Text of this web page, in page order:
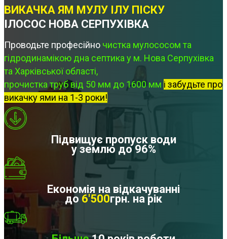
ВИКАЧКА ЯМ МУЛУ ІЛУ ПІСКУ
ІЛОСОС НОВА СЕРПУХІВКА
Проводьте професійно чистка мулососом та
гідродинамікою дна септика у м. Нова Серпухівка
та Харківської області,
прочистка труб від 50 мм до 1600 мм і забудьте про
викачку ями на 1-3 роки!
Підвищує пропуск води
у землю до 96%
Економія на відкачуванні
до 6'500грн. на рік